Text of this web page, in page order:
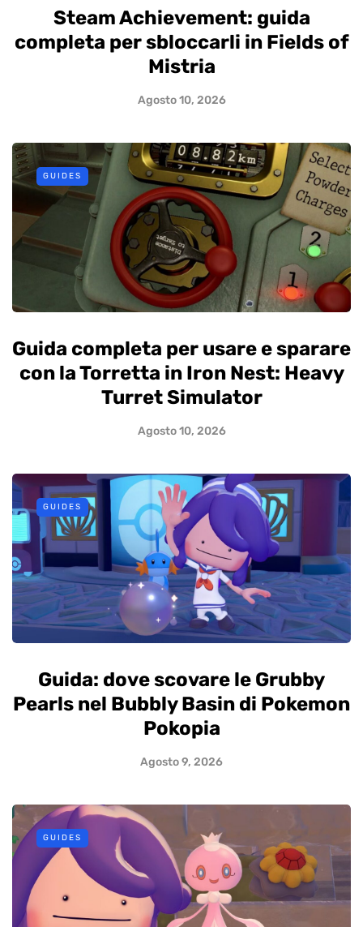
Steam Achievement: guida
completa per sbloccarli in Fields of
Mistria
Agosto 10, 2026
GUIDES
Guida completa per usare e sparare
con la Torretta in Iron Nest: Heavy
Turret Simulator
Agosto 10, 2026
GUIDES
Guida: dove scovare le Grubby
Pearls nel Bubbly Basin di Pokemon
Pokopia
Agosto 9, 2026
GUIDES